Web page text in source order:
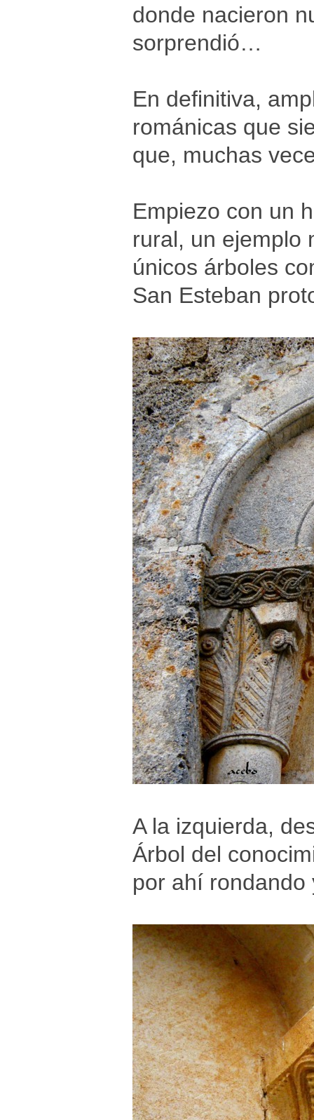
donde nacieron
sorprendió…
En definitiva,
románicas que
que, muchas
Empiezo con un
rural, un ejemplo
únicos árboles
San Esteban
A la izquierda,
Árbol del
por ahí rondando